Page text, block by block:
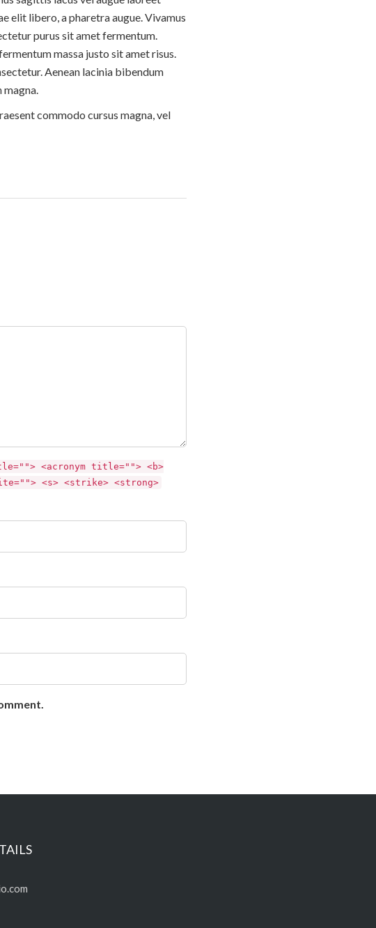
elit libero, a pharetra augue. Vivamus
purus sit amet fermentum.
massa justo sit amet risus.
Aenean lacinia bibendum
magna.
commodo cursus magna, vel
<acronym title=""> <b>
<s> <strike> <strong>